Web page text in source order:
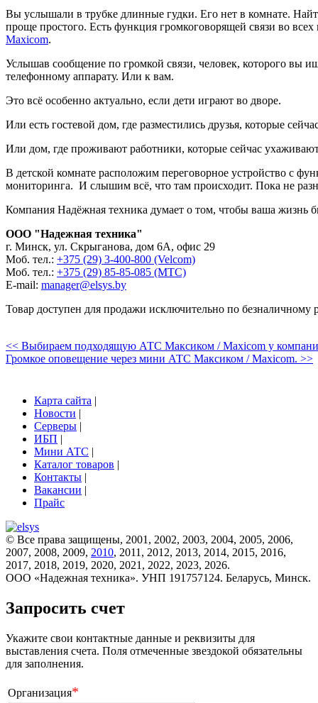
Вы услышали в трубке длинные гудки. Его нет в комнате.
проще простого. Есть функция громкоговорящей связи во
Maxicom.
Услышав сообщение по громкой связи, человек, которого вы
телефонному аппарату. Или к вам.
Это всё особенно актуально, если дети играют во дворе.
Или есть гостевой дом, где разместились друзья, которые
Или дом, где проживают работники, которые сейчас
В детской комнате расположим переговорное устройство с
мониторинга. И слышим всё, что там происходит. Пока не
Компания Надёжная техника думает о том, чтобы ваша жизнь
ООО "Надежная техника"
г. Минск, ул. Скрыганова, дом 6А, офис 29
Моб. тел.: +375 (29) 3-400-800 (Velcom)
Моб. тел.: +375 (29) 85-85-085 (МТС)
Е-mail: manager@elsys.by
Товар доступен для продажи исключительно по безналичному
<< Выбираем подходящую АТС Максиком / Maxicom у
Громкое оповещение через мини АТС Максиком / Maxicom. >>
Карта сайта |
Новости |
Серверы |
ИБП |
Мини АТС |
Каталог товаров |
Контакты |
Вакансии |
Прайс
© Все права защищены, 2001, 2002, 2003, 2004, 2005, 2006,
2007, 2008, 2009, 2010, 2011, 2012, 2013, 2014, 2015, 2016,
2017, 2018, 2019, 2020, 2021, 2022, 2023, 2026.
ООО «Надежная техника». УНП 191757124. Беларусь, Минск.
Запросить счет
Укажите свои контактные данные и реквизиты для
выставления счета. Поля отмеченные звездокой обязательны
для заполнения.
Организация*